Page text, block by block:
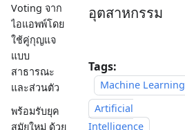
Voting จาก
ไอแอพพ์โดย
ใช้คู่กุญแจ
แบบ
สาธารณะ
และส่วนตัว
พร้อมรับยุค
สมัยใหม่ ด้วย
อุตสาหกรรม
Tags:
Machine Learning
Artificial
Intelligence